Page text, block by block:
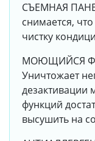
СЪЕМНАЯ
снимается,
чистку
МОЮЩИЙСЯ
Уничтожает
дезактивации
функций
высушить на